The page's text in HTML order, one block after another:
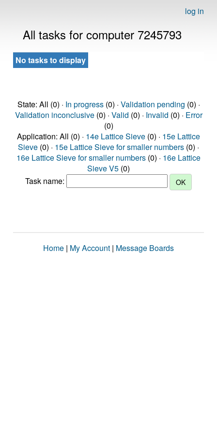
log in
All tasks for computer 7245793
No tasks to display
State: All (0) · In progress(0) · Validation pending (0) ·
Validation inconclusive(0) · Valid (0) · Invalid (0) · Error
(0)
Application: All (0) · 14e Lattice Sieve (0) · 15e Lattice
Sieve (0) · 15e Lattice Sieve for smaller numbers (0) ·
16e Lattice Sieve for smaller numbers (0) · 16e Lattice
Sieve V5 (0)
Task name:
Home | My Account | Message Boards